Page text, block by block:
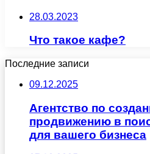
28.03.2023
Что такое кафе?
Последние записи
09.12.2025
Агентство по
продвижению в
для вашего бизнеса